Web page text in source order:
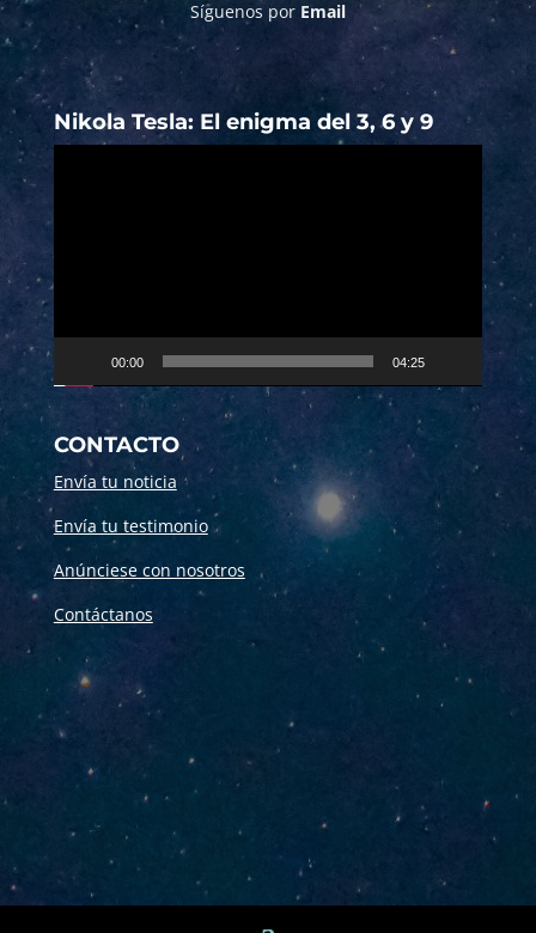
Síguenos por Email
Nikola Tesla: El enigma del 3, 6 y 9
00:00 04:25
CONTACTO
Envía tu noticia
Envía tu testimonio
Anúnciese con nosotros
Contáctanos